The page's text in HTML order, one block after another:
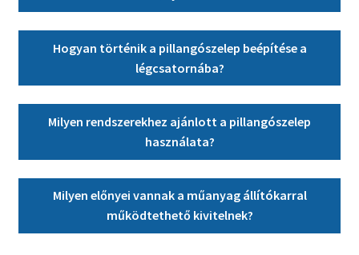
Hogyan történik a pillangószelep beépítése a
légcsatornába?
Milyen rendszerekhez ajánlott a pillangószelep
használata?
Milyen előnyei vannak a műanyag állítókarral
működtethető kivitelnek?